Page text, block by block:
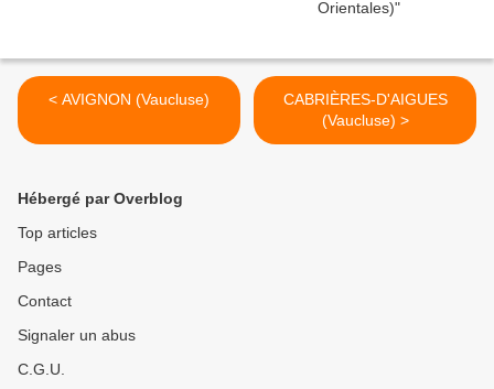
< AVIGNON (Vaucluse)
CABRIÈRES-D'AIGUES
(Vaucluse) >
Hébergé par Overblog
Top articles
Pages
Contact
Signaler un abus
C.G.U.